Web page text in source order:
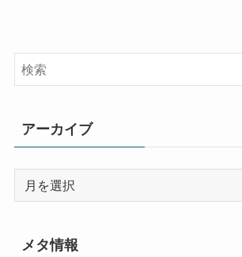
アーカイブ
メタ情報